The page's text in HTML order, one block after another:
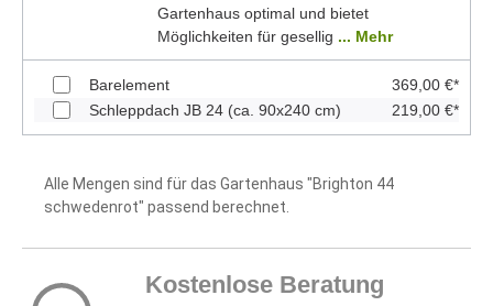
Gartenhaus optimal und bietet
Möglichkeiten für gesellig ... Mehr
Barelement
369,00 €*
Schleppdach JB 24 (ca. 90x240 cm)
219,00 €*
Alle Mengen sind für das Gartenhaus "Brighton 44
schwedenrot" passend berechnet.
Kostenlose Beratung